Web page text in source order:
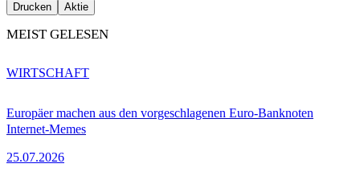
Drucken Aktie
MEIST GELESEN
Europäer machen aus den vorgeschlagenen Euro-Banknoten
Internet-Memes
25.07.2026
WIRTSCHAFT